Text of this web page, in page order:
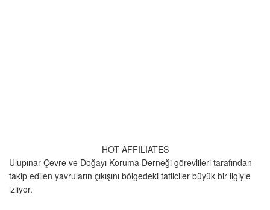
HOT AFFILIATES
Ulupınar Çevre ve Doğayı Koruma Derneği görevlileri tarafından
takip edilen yavruların çıkışını bölgedeki tatilciler büyük bir ilgiyle
izliyor.